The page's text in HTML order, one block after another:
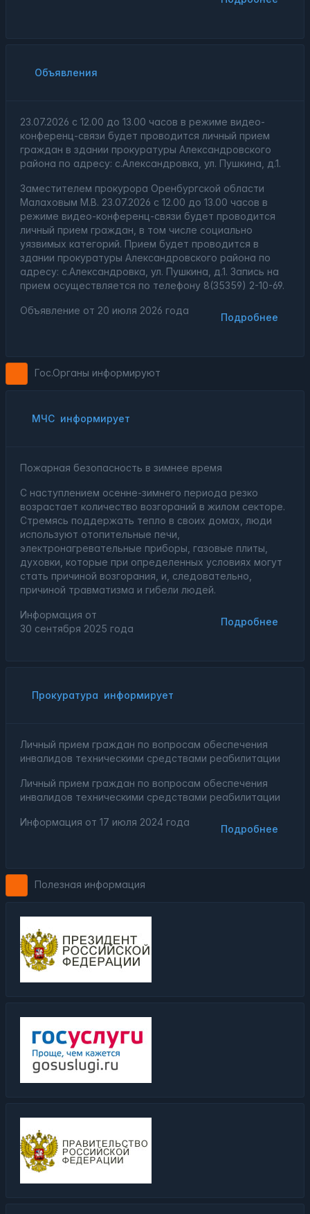
Объявления
23.07.2026 с 12.00 до 13.00 часов в режиме видео-
конференц-связи будет проводится личный прием
граждан в здании прокуратуры Александровского
района по адресу: с.Александровка, ул. Пушкина, д.1.
Заместителем прокурора Оренбургской области
Малаховым М.В. 23.07.2026 с 12.00 до 13.00 часов в
режиме видео-конференц-связи будет проводится
личный прием граждан, в том числе социально
уязвимых категорий. Прием будет проводится в
здании прокуратуры Александровского района по
адресу: с.Александровка, ул. Пушкина, д.1. Запись на
прием осуществляется по телефону 8(35359) 2-10-69.
Подробнее
Объявление от 20 июля 2026 года
Гос.Органы информируют
МЧС информирует
Пожарная безопасность в зимнее время
С наступлением осенне-зимнего периода резко
возрастает количество возгораний в жилом секторе.
Стремясь поддержать тепло в своих домах, люди
используют отопительные печи,
электронагревательные приборы, газовые плиты,
духовки, которые при определенных условиях могут
стать причиной возгорания, и, следовательно,
причиной травматизма и гибели людей.
Подробнее
Информация от
30 сентября 2025 года
Прокуратура информирует
Личный прием граждан по вопросам обеспечения
инвалидов техническими средствами реабилитации
Личный прием граждан по вопросам обеспечения
инвалидов техническими средствами реабилитации
Подробнее
Информация от 17 июля 2024 года
Полезная информация